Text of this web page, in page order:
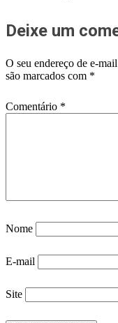
Deixe um
O seu endereço de e-
são marcados com *
Comentário *
Nome
E-mail
Site